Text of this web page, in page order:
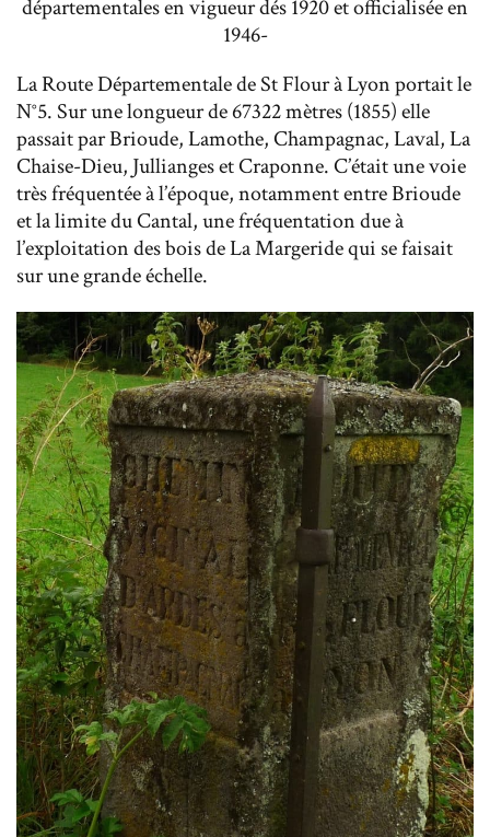
départementales en vigueur dés 1920 et officialisée en
1946-
La Route Départementale de St Flour à Lyon portait le
N°5. Sur une longueur de 67322 mètres (1855) elle
passait par Brioude, Lamothe, Champagnac, Laval, La
Chaise-Dieu, Jullianges et Craponne. C’était une voie
très fréquentée à l’époque, notamment entre Brioude
et la limite du Cantal, une fréquentation due à
l’exploitation des bois de La Margeride qui se faisait
sur une grande échelle.